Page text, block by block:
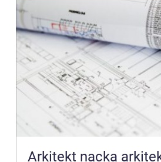
Arkitekt nacka arkitektur som tar